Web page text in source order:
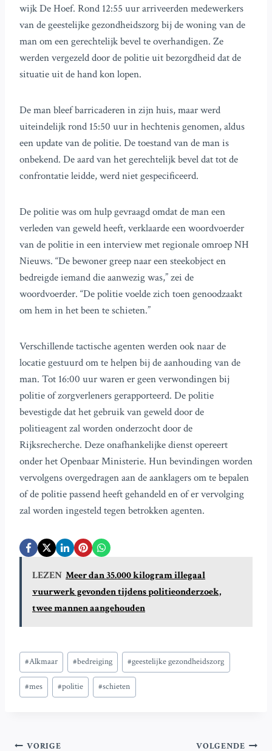
wijk De Hoef. Rond 12:55 uur arriveerden medewerkers
van de geestelijke gezondheidszorg bij de woning van de
man om een gerechtelijk bevel te overhandigen. Ze
werden vergezeld door de politie uit bezorgdheid dat de
situatie uit de hand kon lopen.
De man bleef barricaderen in zijn huis, maar werd
uiteindelijk rond 15:50 uur in hechtenis genomen, aldus
een update van de politie. De toestand van de man is
onbekend. De aard van het gerechtelijk bevel dat tot de
confrontatie leidde, werd niet gespecificeerd.
De politie was om hulp gevraagd omdat de man een
verleden van geweld heeft, verklaarde een woordvoerder
van de politie in een interview met regionale omroep NH
Nieuws. “De bewoner greep naar een steekobject en
bedreigde iemand die aanwezig was,” zei de
woordvoerder. “De politie voelde zich toen genoodzaakt
om hem in het been te schieten.”
Verschillende tactische agenten werden ook naar de
locatie gestuurd om te helpen bij de aanhouding van de
man. Tot 16:00 uur waren er geen verwondingen bij
politie of zorgverleners gerapporteerd. De politie
bevestigde dat het gebruik van geweld door de
politieagent zal worden onderzocht door de
Rijksrecherche. Deze onafhankelijke dienst opereert
onder het Openbaar Ministerie. Hun bevindingen worden
vervolgens overgedragen aan de aanklagers om te bepalen
of de politie passend heeft gehandeld en of er vervolging
zal worden ingesteld tegen betrokken agenten.
LEZEN Meer dan 35.000 kilogram illegaal
vuurwerk gevonden tijdens politieonderzoek,
twee mannen aangehouden
Bericht
tags:
#Alkmaar #bedreiging #geestelijke gezondheidszorg
#mes #politie #schieten
VORIGE VOLGENDE